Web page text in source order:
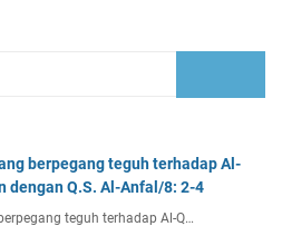
berpegang teguh terhadap Al-
dengan Q.S. Al-Anfal/8: 2-4
teguh terhadap Al-Q…